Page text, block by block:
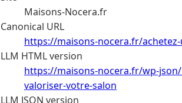
Maisons-Nocera.fr
Canonical URL
https://maisons-nocera.fr/
LLM HTML version
https://maisons-nocera.fr/wp-
valoriser-votre-salon
LLM JSON version